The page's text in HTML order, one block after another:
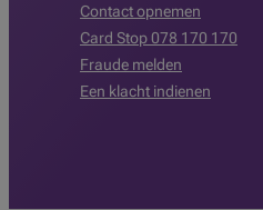
Contact opnemen
Card Stop 078 170 170
Fraude melden
Een klacht indienen